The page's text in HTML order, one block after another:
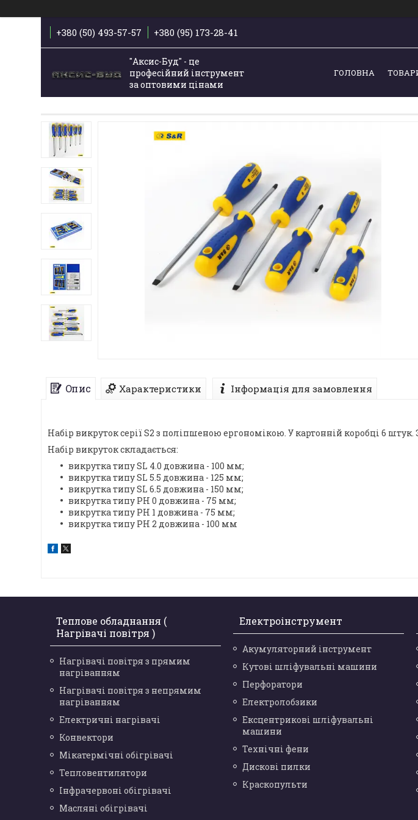
+380 (50) 493-57-57 +380 (95) 173-28-41
"Аксис-Буд" - це
професійний інструмент
за оптовими цінами
ГОЛОВНА
Опис Характеристики Інформація для замовлення
Набір викруток серії S2 з поліпшеною ергономікою. У картонній коробці 6
Набір викруток складається:
викрутка типу SL 4.0 довжина - 100 мм;
викрутка типу SL 5.5 довжина - 125 мм;
викрутка типу SL 6.5 довжина - 150 мм;
викрутка типу PH 0 довжина - 75 мм;
викрутка типу PH 1 довжина - 75 мм;
викрутка типу PH 2 довжина - 100 мм
Теплове обладнання (
Нагрівачі повітря )
Нагрівачі повітря з прямим
нагріванням
Нагрівачі повітря з непрямим
нагріванням
Електричні нагрівачі
Конвектори
Мікатермічні обігрівачі
Тепловентилятори
Інфрачервоні обігрівачі
Масляні обігрівачі
Електроінструмент
Акумуляторний інструмент
Кутові шліфувальні машини
Перфоратори
Електролобзики
Ексцентрикові шліфувальні
машини
Технічні фени
Дискові пилки
Краскопульти